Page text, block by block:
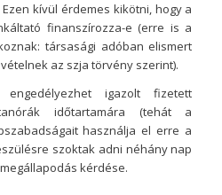
kívül érdemes kikötni, hogy a
finanszírozza-e (erre is a
társasági adóban elismert
az szja törvény szerint).
igazolt fizetett
időtartamára (tehát a
használja el erre a
szoktak adni néhány nap
kérdése.